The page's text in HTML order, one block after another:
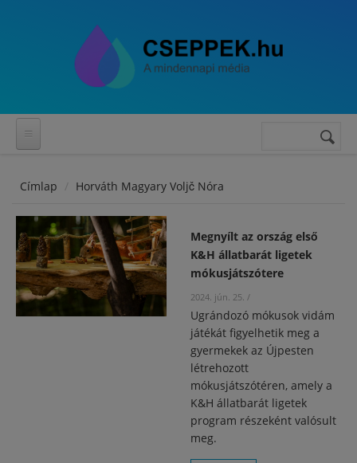
Keresés
Címlap Horváth Magyary Voljč Nóra
Megnyílt az ország első
K&H állatbarát ligetek
mókusjátszótere
2024. jún. 25. /
Ugrándozó mókusok vidám
játékát figyelhetik meg a
gyermekek az Újpesten
létrehozott
mókusjátszótéren, amely a
K&H állatbarát ligetek
program részeként valósult
meg.